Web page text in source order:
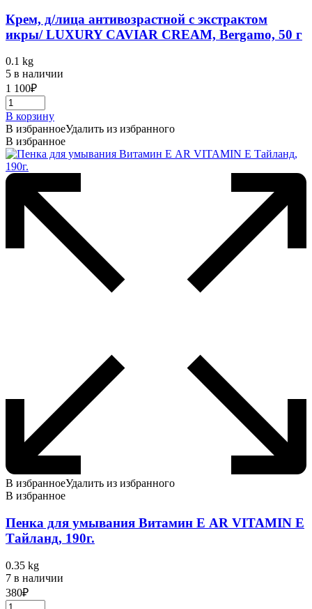
Крем, д/лица антивозрастной с экстрактом
икры/ LUXURY CAVIAR CREAM, Bergamo, 50 г
0.1 kg
5 в наличии
1 100₽
В корзину
В избранноеУдалить из избранного
В избранное
В избранноеУдалить из избранного
В избранное
Пенка для умывания Витамин Е AR VITAMIN E
Тайланд, 190г.
0.35 kg
7 в наличии
380₽